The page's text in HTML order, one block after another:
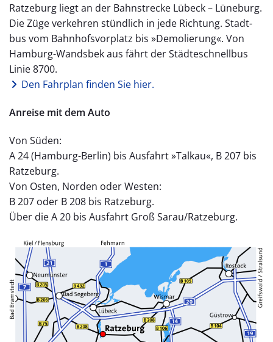
Ratze­burg liegt an der Bahn­strecke Lübeck – Lüneburg.
Die Züge ver­kehren stündlich in jede Richtung. Stadt­
bus vom Bahnhofs­vorplatz bis »Demolierung«. Von
Hamburg-­Wandsbek aus fährt der Städteschnellbus
Linie 8700.
Den Fahrplan finden Sie hier.
Anreise mit dem Auto
Von Süden:
A 24 (Hamburg-­Berlin) bis Aus­fahrt »Talkau«, B 207 bis
Ratzeburg.
Von Osten, Norden oder Westen:
B 207 oder B 208 bis Ratzeburg.
Über die A 20 bis Aus­fahrt Groß Sarau/Ratzeburg.